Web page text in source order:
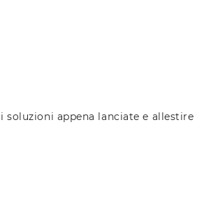
appena lanciate e allestire